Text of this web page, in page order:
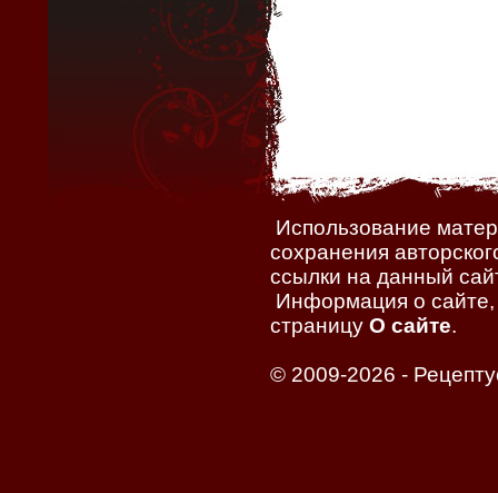
Использование
сохранения
ссылки на данный
Информация о сайте,
страницу О сайте.
© 2009-2026 -